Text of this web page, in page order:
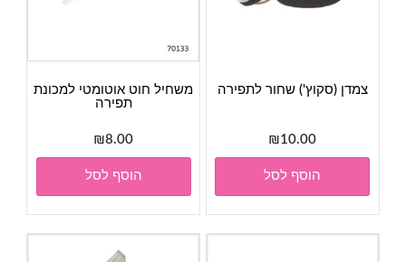
צמדן (סקוץ') שחור לתפירה
₪10.00
הוסף לסל
משחיל חוט אוטומטי למכונת
תפירה
₪8.00
הוסף לסל